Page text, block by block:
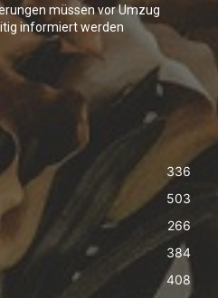
müssen vor Umzug
informiert werden
336
503
266
384
408